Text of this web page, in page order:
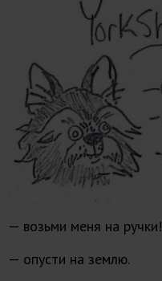
— возьми меня на ручки!
— опусти на землю.